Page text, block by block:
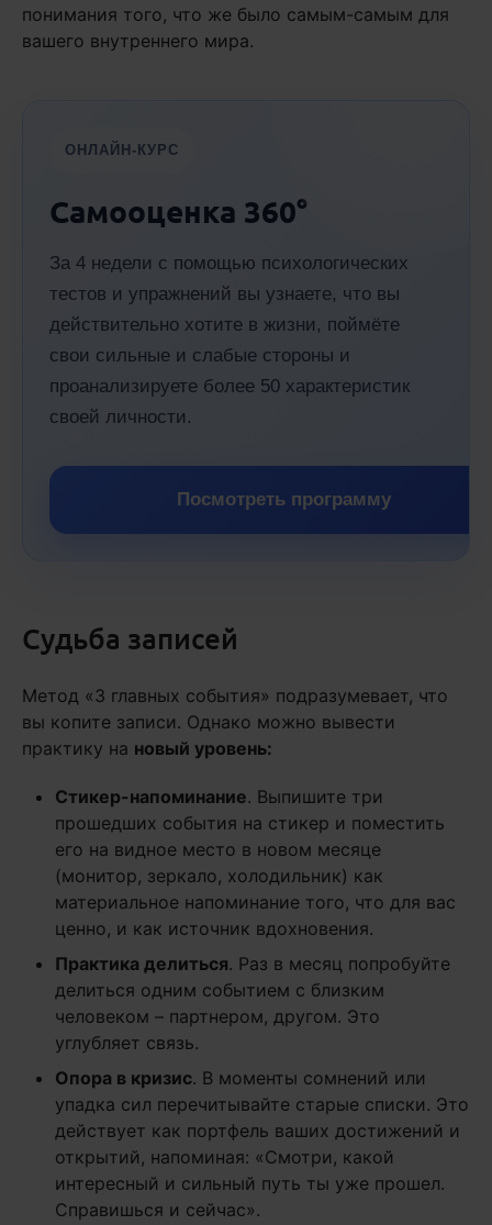
понимания того, что же было самым-самым для
вашего внутреннего мира.
ОНЛАЙН-КУРС
Самооценка 360°
За 4 недели с помощью психологических
тестов и упражнений вы узнаете, что вы
действительно хотите в жизни, поймёте
свои сильные и слабые стороны и
проанализируете более 50 характеристик
своей личности.
Посмотреть программу
Судьба записей
Метод «3 главных события» подразумевает, что
вы копите записи. Однако можно вывести
практику на новый уровень:
Стикер-напоминание. Выпишите три
прошедших события на стикер и поместить
его на видное место в новом месяце
(монитор, зеркало, холодильник) как
материальное напоминание того, что для вас
ценно, и как источник вдохновения.
Практика делиться. Раз в месяц попробуйте
делиться одним событием с близким
человеком – партнером, другом. Это
углубляет связь.
Опора в кризис. В моменты сомнений или
упадка сил перечитывайте старые списки. Это
действует как портфель ваших достижений и
открытий, напоминая: «Смотри, какой
интересный и сильный путь ты уже прошел.
Справишься и сейчас».